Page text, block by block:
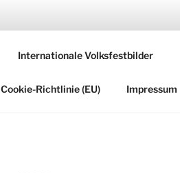
Internationale Volksfestbilder
Cookie-Richtlinie (EU) Impressum